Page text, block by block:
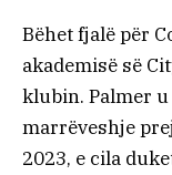
Bëhet fjalë për
akademisë së
klubin. Palmer
marrëveshje
2023, e cila